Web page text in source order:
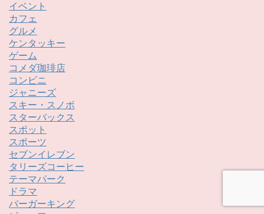
イベント
カフェ
グルメ
ケンタッキー
ゲーム
コメダ珈琲店
コンビニ
ジャニーズ
スキー・スノボ
スターバックス
スポット
スポーツ
セブンイレブン
タリーズコーヒー
テーマパーク
ドラマ
バーガーキング